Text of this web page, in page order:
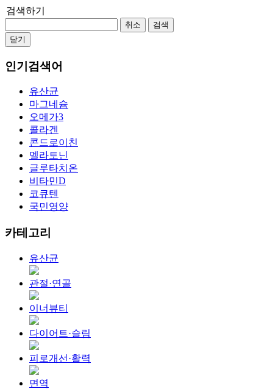
검색하기
취소
검색
닫기
인기검색어
유산균
마그네슘
오메가3
콜라겐
콘드로이친
멜라토닌
글루타치온
비타민D
코큐텐
국민영양
카테고리
유산균
관절·연골
이너뷰티
다이어트·슬림
피로개선·활력
면역